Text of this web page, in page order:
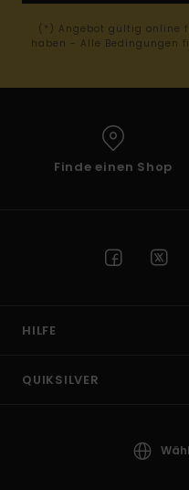
(*) Angebot gültig online
haben - Alle Bedingungen
Finde einen Shop
HILFE
QUIKSILVER